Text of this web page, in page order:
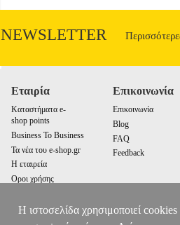
NEWSLETTER
Εταιρία
Καταστήματα e-
shop points
Business To Business
Τα νέα του e-shop.gr
Η εταιρεία
Οροι χρήσης
Επικοινωνία
Επικοινωνία
Blog
FAQ
Feedback
Η ιστοσελίδα χρησιμοποιεί